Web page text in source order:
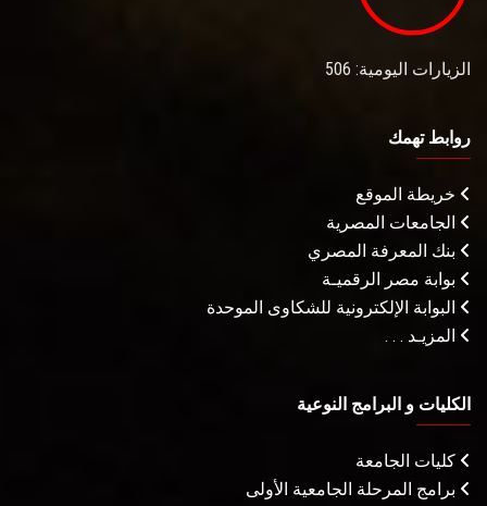
الزيارات اليومية: 506
روابط تهمك
خريطة الموقع
الجامعات المصرية
بنك المعرفة المصري
بوابة مصر الرقميـة
البوابة الإلكترونية للشكاوى الموحدة
المزيـد . . .
الكليات و البرامج النوعية
كليات الجامعة
برامج المرحلة الجامعية الأولى